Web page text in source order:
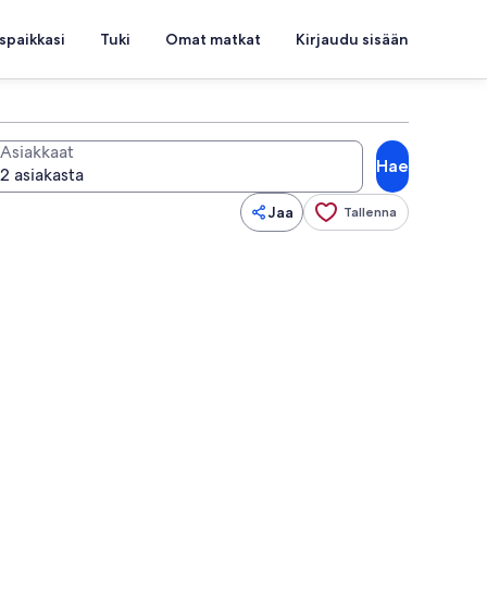
Tuki Omat matkat Kirjaudu sisään
Asiakkaat
Hae
Jaa Tallenna